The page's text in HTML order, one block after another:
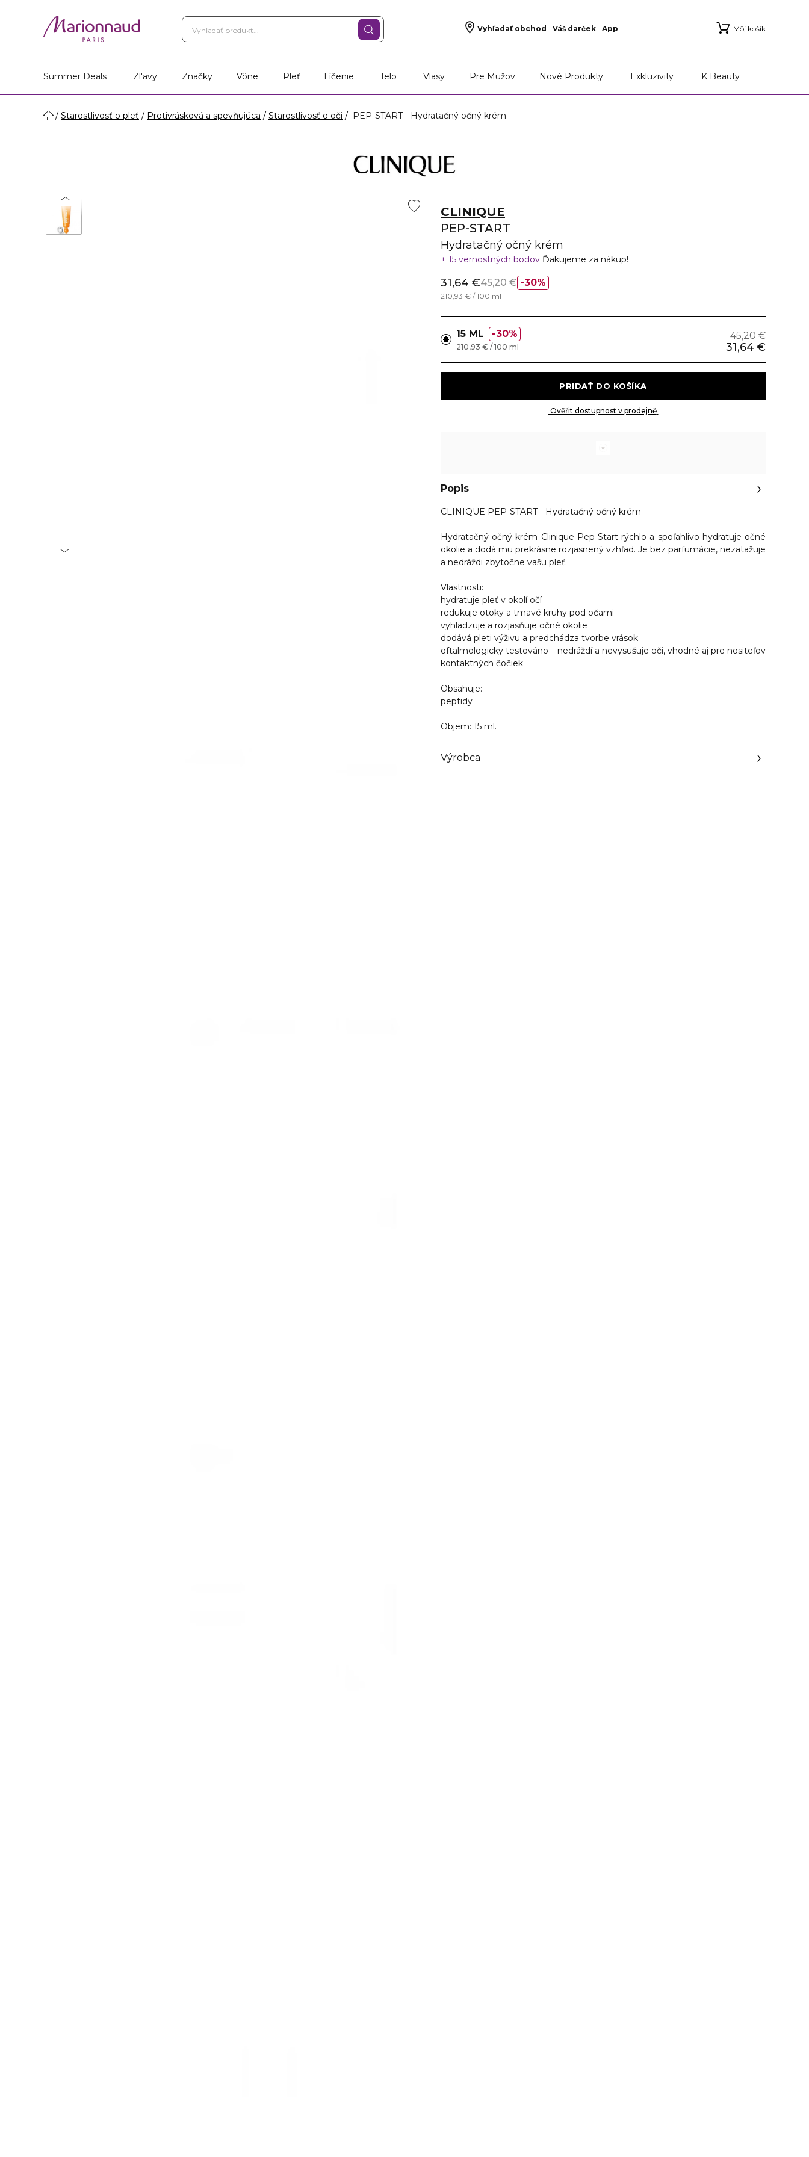
Vyhľadať obchod Váš darček App Môj košík
Summer Deals Zl'avy Značky Vône Pleť Líčenie Telo Vlasy Pre Mužov Nové Produkty Exkluzivity K Beauty
Starostlivosť o pleť Protivrásková a spevňujúca Starostlivosť o oči PEP-START - Hydratačný očný krém
CLINIQUE
PEP-START
Hydratačný očný krém
15 vernostných bodov Ďakujeme za nákup!
30%
31,64 €45,20 €
210,93 € / 100 ml
15 ML 30% 45,20 €
31,64 €
210,93 € / 100 ml
Ověřit dostupnost v prodejně
Popis
CLINIQUE PEP-START - Hydratačný očný krém
Hydratačný očný krém Clinique Pep-Startrýchlo a spoľahlivo hydratuje očné
okolie a dodá mu prekrásne rozjasnený vzhľad. Je bez parfumácie, nezatažuje
a nedráždi zbytočne vašu pleť.
Vlastnosti:
hydratuje pleť v okolí očí
redukuje otoky a tmavé kruhy pod očami
vyhladzuje a rozjasňuje očné okolie
dodává pleti výživu a predchádza tvorbe vrások
oftalmologicky testováno – nedráždí a nevysušuje oči, vhodné aj pre nositeľov
kontaktných čočiek
Obsahuje:
peptidy
Objem: 15 ml.
Výrobca